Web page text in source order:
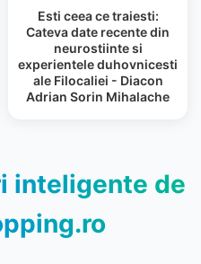
Esti ceea ce traiesti:
Cateva date recente din
neurostiinte si
experientele duhovnicesti
ale Filocaliei - Diacon
Adrian Sorin Mihalache
inteligente de